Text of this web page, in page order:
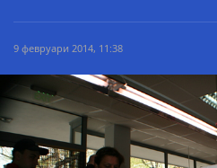
9 февруари 2014, 11:38